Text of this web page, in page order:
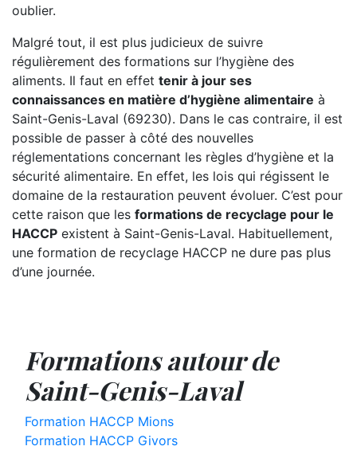
oublier.
Malgré tout, il est plus judicieux de suivre
régulièrement des formations sur l’hygiène des
aliments. Il faut en effet tenir à jour ses
connaissances en matière d’hygiène alimentaire à
Saint-Genis-Laval (69230). Dans le cas contraire, il est
possible de passer à côté des nouvelles
réglementations concernant les règles d’hygiène et la
sécurité alimentaire. En effet, les lois qui régissent le
domaine de la restauration peuvent évoluer. C’est pour
cette raison que les formations de recyclage pour le
HACCP existent à Saint-Genis-Laval. Habituellement,
une formation de recyclage HACCP ne dure pas plus
d’une journée.
Formations autour de
Saint-Genis-Laval
Formation HACCP Mions
Formation HACCP Givors